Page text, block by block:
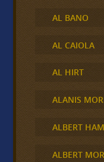
AL BANO
AL CAIOLA
AL HIRT
ALANIS
ALBERT
ALBERT